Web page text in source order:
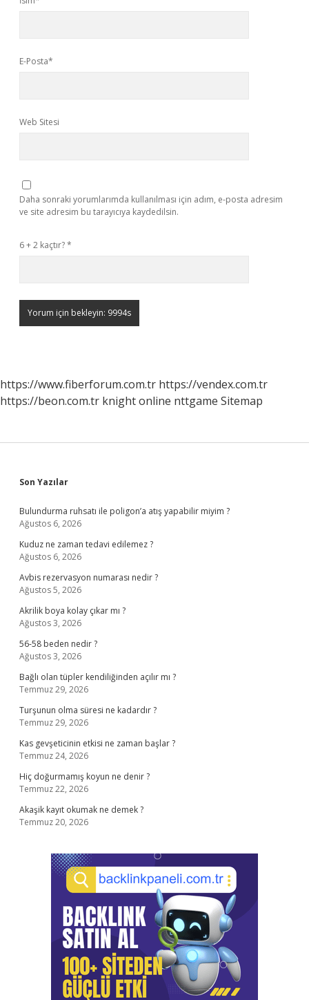
E-Posta*
Web Sitesi
Daha sonraki yorumlarımda kullanılması için adım, e-posta adresim
ve site adresim bu tarayıcıya kaydedilsin.
6 + 2 kaçtır?*
https://www.fiberforum.com.tr https://vendex.com.tr
https://beon.com.tr knight online nttgame Sitemap
Sidebar
Son Yazılar
Bulundurma ruhsatı ile poligon’a atış yapabilir miyim ?
Ağustos 6, 2026
Kuduz ne zaman tedavi edilemez ?
Ağustos 6, 2026
Avbis rezervasyon numarası nedir ?
Ağustos 5, 2026
Akrilik boya kolay çıkar mı ?
Ağustos 3, 2026
56-58 beden nedir ?
Ağustos 3, 2026
Bağlı olan tüpler kendiliğinden açılır mı ?
Temmuz 29, 2026
Turşunun olma süresi ne kadardır ?
Temmuz 29, 2026
Kas gevşeticinin etkisi ne zaman başlar ?
Temmuz 24, 2026
Hiç doğurmamış koyun ne denir ?
Temmuz 22, 2026
Akaşik kayıt okumak ne demek ?
Temmuz 20, 2026